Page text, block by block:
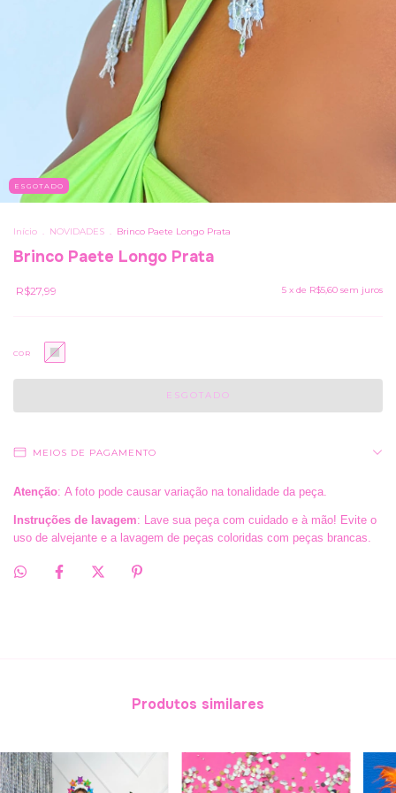
ESGOTADO
Início . NOVIDADES . Brinco Paete Longo Prata
Brinco Paete Longo Prata
R$27,99 5 x de R$5,60 sem juros
COR
MEIOS DE PAGAMENTO
Atenção: A foto pode causar variação na tonalidade da peça.
Instruções de lavagem: Lave sua peça com cuidado e à mão! Evite o
uso de alvejante e a lavagem de peças coloridas com peças brancas.
Produtos similares